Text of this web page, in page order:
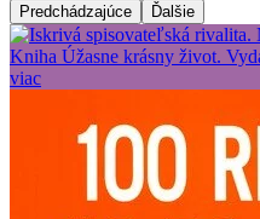
Predchádzajúce Ďalšie